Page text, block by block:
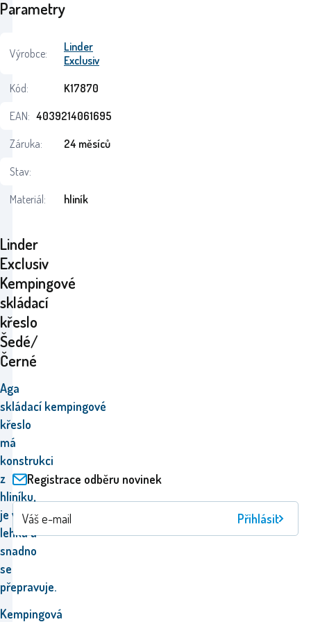
Linder
Exclusiv
Kempingové
skládací
křeslo
Šedé/
Černé
Aga
skládací kempingové
křeslo
má
konstrukci
z
hliníku,
je velmi
lehká a
snadno
se
přepravuje.
Kempingová
Parametry
Výrobce:
Linder
Exclusiv
Kód:
K17870
EAN: 4039214061695
Záruka:
24 měsíců
Stav:
Materiál:
hliník
Registrace odběru novinek
Přihlásit